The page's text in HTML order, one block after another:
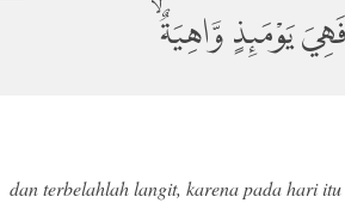
يَوْمَىِٕذٍ وَّاهِيَةٌۙ
dan terbelahlah langit, karena pada hari